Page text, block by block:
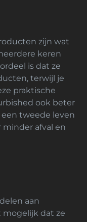
zijn wat
keren
is dat ze
terwijl je
praktische
ook beter
tweede leven
afval en
aan
mogelijk dat ze